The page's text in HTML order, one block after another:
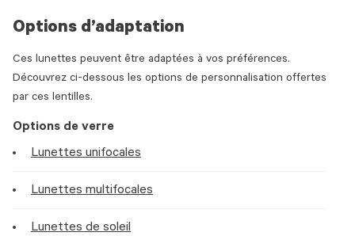
Options d’adaptation
Ces lunettes peuvent être adaptées à vos préférences.
Découvrez ci-dessous les options de personnalisation offertes
par ces lentilles.
Options de verre
Lunettes unifocales
Lunettes multifocales
Lunettes de soleil